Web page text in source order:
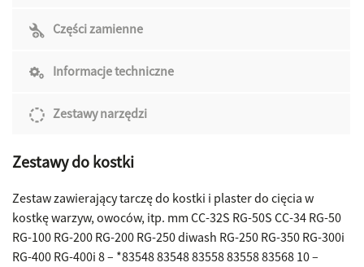
Części zamienne
Informacje techniczne
Zestawy narzędzi
Zestawy do kostki
Zestaw zawierający tarczę do kostki i plaster do cięcia w
kostkę warzyw, owoców, itp. mm CC-32S RG-50S CC-34 RG-50
RG-100 RG-200 RG-200 RG-250 diwash RG-250 RG-350 RG-300i
RG-400 RG-400i 8 – *83548 83548 83558 83558 83568 10 –